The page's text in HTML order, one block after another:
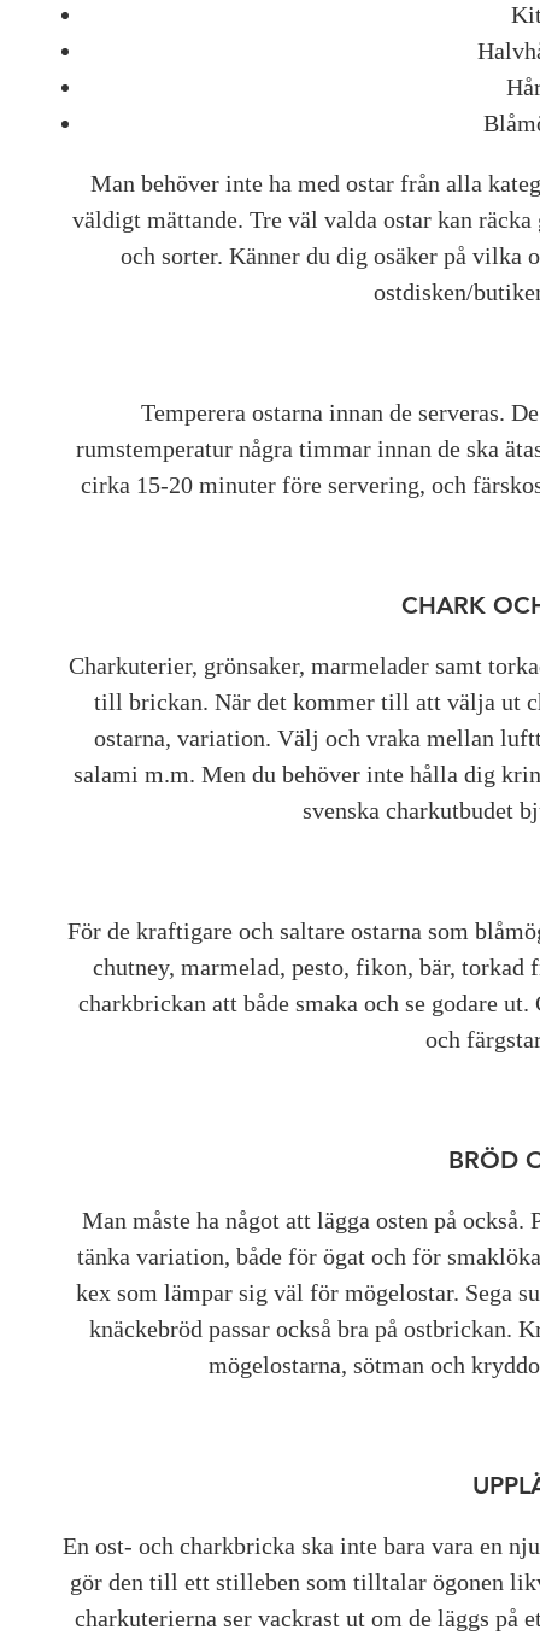
Man behöver inte ha med ostar från alla
väldigt mättande. Tre väl valda ostar kan
och sorter. Känner du dig osäker på vilka
ostdisken/
Temperera ostarna innan de serveras.
rumstemperatur några timmar innan de ska
cirka 15-20 minuter före servering, och
CHARK
Charkuterier, grönsaker, marmelader samt
till brickan. När det kommer till att välja ut
ostarna, variation. Välj och vraka mellan
salami m.m. Men du behöver inte hålla dig
svenska charkutbudet
För de kraftigare och saltare ostarna som
chutney, marmelad, pesto, fikon, bär,
charkbrickan att både smaka och se godare
och
BRÖD
Man måste ha något att lägga osten på
tänka variation, både för ögat och för
kex som lämpar sig väl för mögelostar. Sega
knäckebröd passar också bra på ostbrickan.
mögelostarna, sötman och
En ost- och charkbricka ska inte bara vara en
gör den till ett stilleben som tilltalar ögonen
charkuterierna ser vackrast ut om de läggs